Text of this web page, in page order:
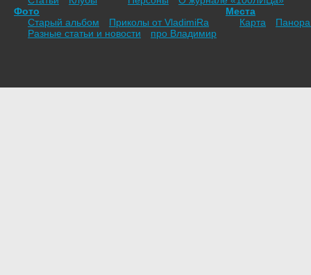
Фото
Старый альбом
Приколы от VladimiRа
Места
Карта
Разные статьи и новости
про Владимир